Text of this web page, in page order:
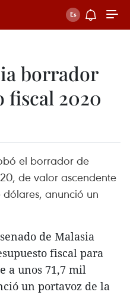
borrador
fiscal 2020
el borrador de
de valor ascendente
dólares, anunció un
de Malasia
fiscal para
a unos 71,7 mil
un portavoz de la